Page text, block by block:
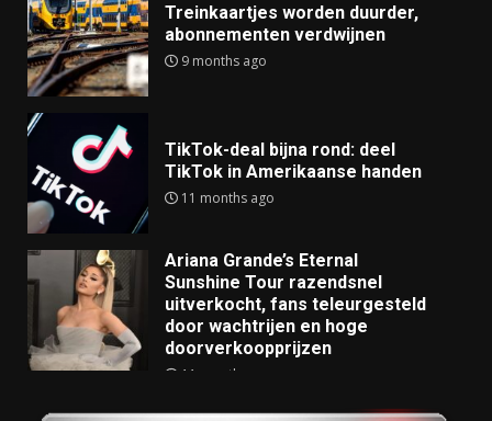
Treinkaartjes worden duurder,
abonnementen verdwijnen
9 months ago
TikTok-deal bijna rond: deel
TikTok in Amerikaanse handen
11 months ago
Ariana Grande’s Eternal
Sunshine Tour razendsnel
uitverkocht, fans teleurgesteld
door wachtrijen en hoge
doorverkoopprijzen
11 months ago